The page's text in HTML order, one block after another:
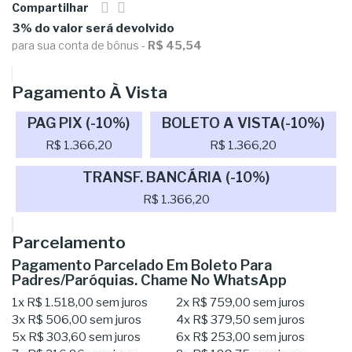
Compartilhar
3% do valor será devolvido
para sua conta de bônus - R$ 45,54
Pagamento À Vista
PAG PIX (-10%)
R$ 1.366,20
BOLETO A VISTA(-10%)
R$ 1.366,20
TRANSF. BANCÁRIA (-10%)
R$ 1.366,20
Parcelamento
Pagamento Parcelado Em Boleto Para
Padres/Paróquias. Chame No WhatsApp
1x R$ 1.518,00 sem juros 2x R$ 759,00 sem juros
3x R$ 506,00 sem juros 4x R$ 379,50 sem juros
5x R$ 303,60 sem juros 6x R$ 253,00 sem juros